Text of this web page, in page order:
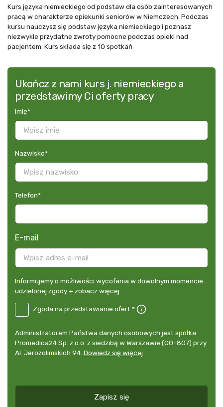
Kurs języka niemieckiego od podstaw dla osób zainteresowanych
pracą w charakterze opiekunki seniorów w Niemczech. Podczas
kursu nauczysz się podstaw języka niemieckiego i poznasz
niezwykle przydatne zwroty pomocne podczas opieki nad
pacjentem. Kurs składa się z 10 spotkań
Ukończ z nami kurs j. niemieckiego a
przedstawimy Ci oferty pracy
Imię*
Nazwisko*
Telefon*
E-mail
Informujemy
o
wycofania
dowolnym
momencie
udzielonej
Informujemy o możliwości wycofania w dowolnym momencie
udzielonej zgody+ zobacz więcej
DE
przedstawianie
Zgoda na przedstawianie ofert *
Administrator
danych
osobowych
Administratorem Państwa danych osobowych jest spółka
Promedica24 Sp. z o.o. z siedzibą w Warszawie (00-807) przy
Al. Jerozolimskich 94. Dowiedz się więcej
Zapisz się